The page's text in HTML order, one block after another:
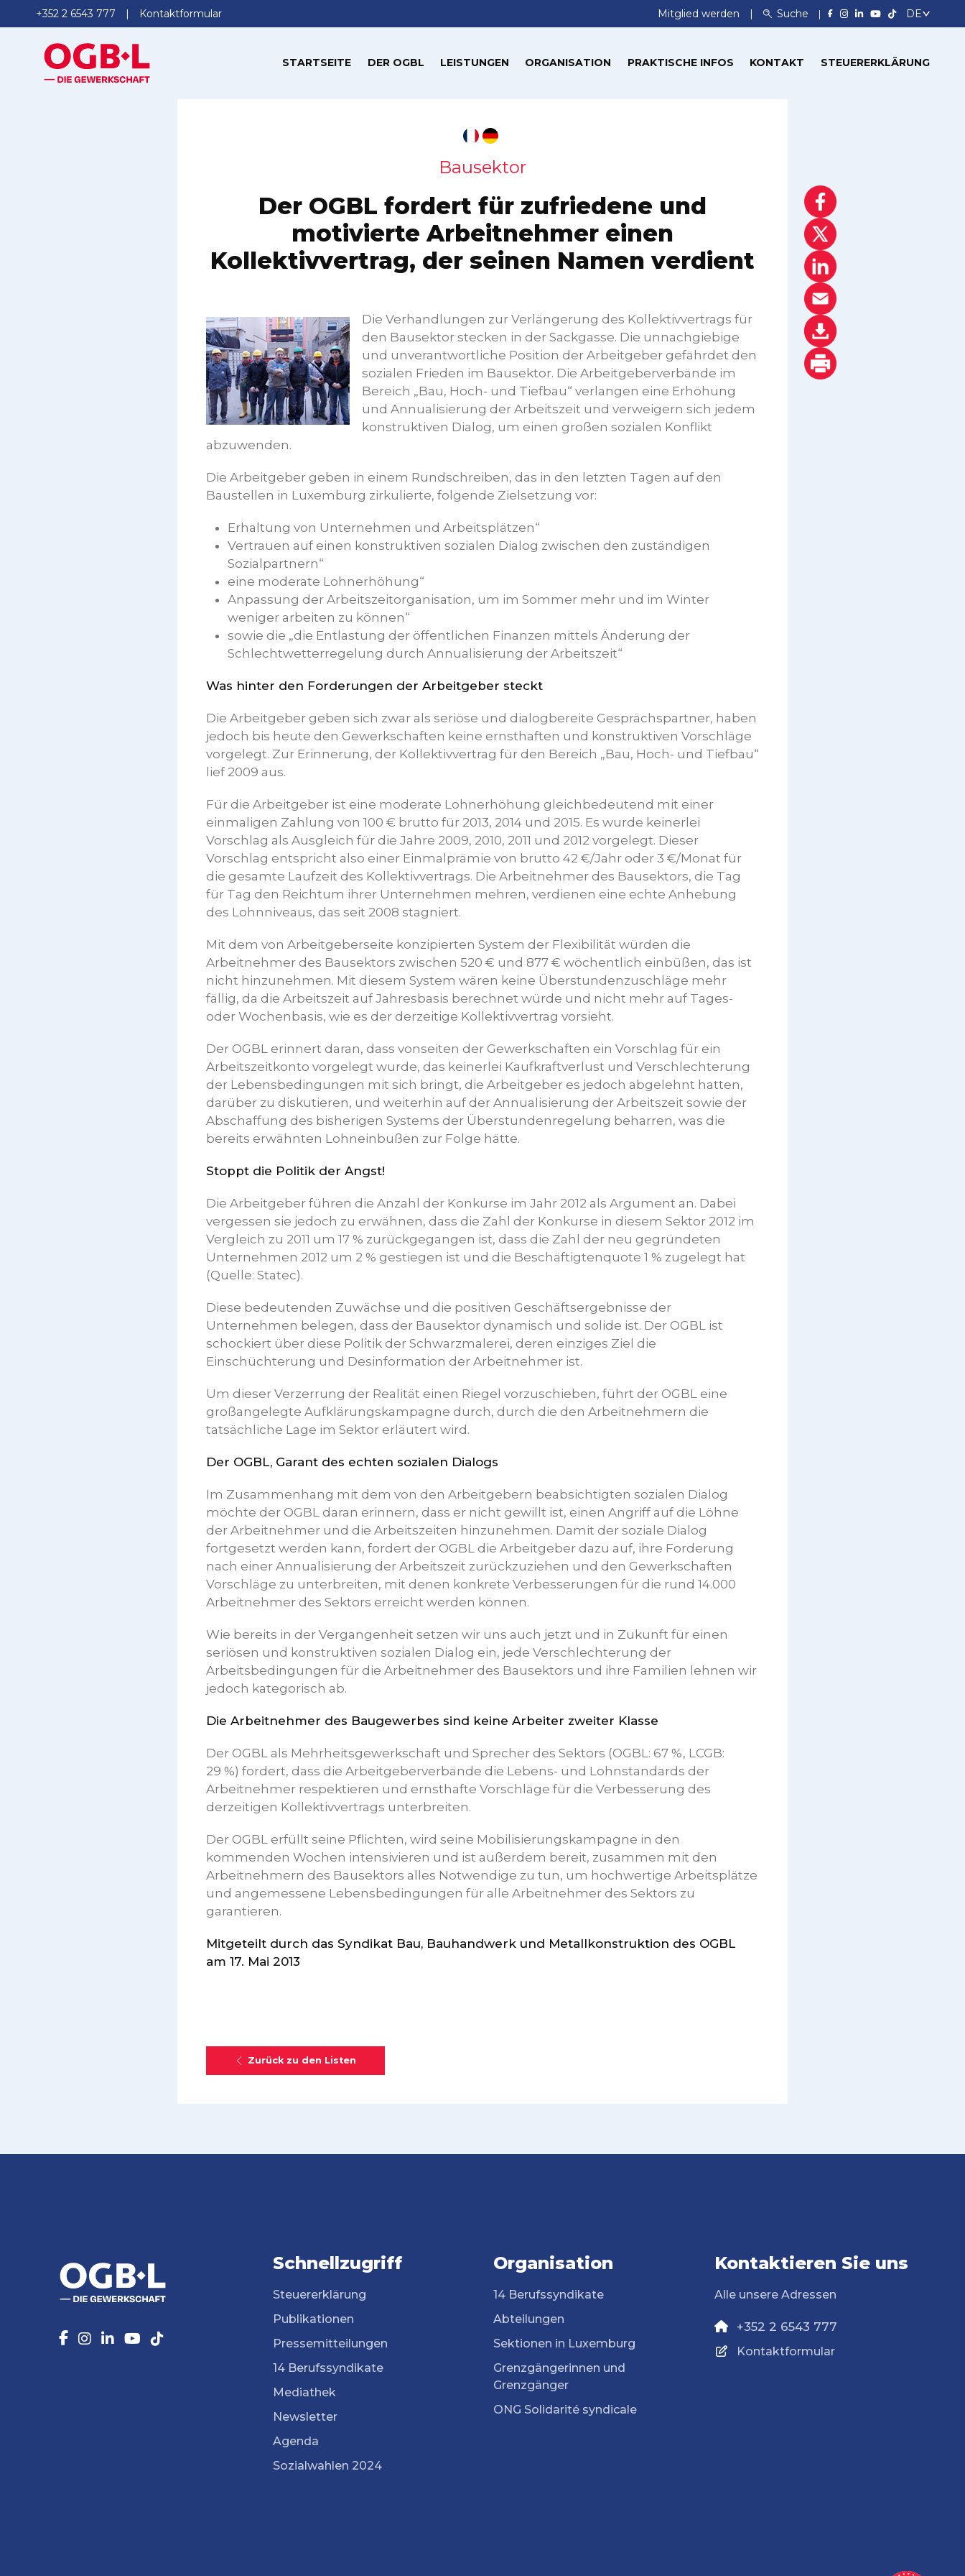
+352 2 6543 777 Kontaktformular Mitglied werden Suche
STARTSEITE DER OGBL LEISTUNGEN ORGANISATION PRAKTISCHE INFOS KONTAKT STEUERERKLÄRUNG
Bausektor
Der OGBL fordert für zufriedene und
motivierte Arbeitnehmer einen
Kollektivvertrag, der seinen Namen verdient
Die Verhandlungen zur Verlängerung des Kollektivvertrags für
den Bausektor stecken in der Sackgasse. Die unnachgiebige
und unverantwortliche Position der Arbeitgeber gefährdet den
sozialen Frieden im Bausektor. Die Arbeitgeberverbände im
Bereich „Bau, Hoch- und Tiefbau“ verlangen eine Erhöhung
und Annualisierung der Arbeitszeit und verweigern sich jedem
konstruktiven Dialog, um einen großen sozialen Konflikt
abzuwenden.
Die Arbeitgeber geben in einem Rundschreiben, das in den letzten Tagen auf den
Baustellen in Luxemburg zirkulierte, folgende Zielsetzung vor:
Erhaltung von Unternehmen und Arbeitsplätzen“
Vertrauen auf einen konstruktiven sozialen Dialog zwischen den zuständigen
Sozialpartnern“
eine moderate Lohnerhöhung“
Anpassung der Arbeitszeitorganisation, um im Sommer mehr und im Winter
weniger arbeiten zu können“
sowie die „die Entlastung der öffentlichen Finanzen mittels Änderung der
Schlechtwetterregelung durch Annualisierung der Arbeitszeit“
Was hinter den Forderungen der Arbeitgeber steckt
Die Arbeitgeber geben sich zwar als seriöse und dialogbereite Gesprächspartner, haben
jedoch bis heute den Gewerkschaften keine ernsthaften und konstruktiven Vorschläge
vorgelegt. Zur Erinnerung, der Kollektivvertrag für den Bereich „Bau, Hoch- und Tiefbau“
lief 2009 aus.
Für die Arbeitgeber ist eine moderate Lohnerhöhung gleichbedeutend mit einer
einmaligen Zahlung von 100 € brutto für 2013, 2014 und 2015. Es wurde keinerlei
Vorschlag als Ausgleich für die Jahre 2009, 2010, 2011 und 2012 vorgelegt. Dieser
Vorschlag entspricht also einer Einmalprämie von brutto 42 €/Jahr oder 3 €/Monat für
die gesamte Laufzeit des Kollektivvertrags. Die Arbeitnehmer des Bausektors, die Tag
für Tag den Reichtum ihrer Unternehmen mehren, verdienen eine echte Anhebung
des Lohnniveaus, das seit 2008 stagniert.
Mit dem von Arbeitgeberseite konzipierten System der Flexibilität würden die
Arbeitnehmer des Bausektors zwischen 520 € und 877 € wöchentlich einbüßen, das ist
nicht hinzunehmen. Mit diesem System wären keine Überstundenzuschläge mehr
fällig, da die Arbeitszeit auf Jahresbasis berechnet würde und nicht mehr auf Tages-
oder Wochenbasis, wie es der derzeitige Kollektivvertrag vorsieht.
Der OGBL erinnert daran, dass vonseiten der Gewerkschaften ein Vorschlag für ein
Arbeitszeitkonto vorgelegt wurde, das keinerlei Kaufkraftverlust und Verschlechterung
der Lebensbedingungen mit sich bringt, die Arbeitgeber es jedoch abgelehnt hatten,
darüber zu diskutieren, und weiterhin auf der Annualisierung der Arbeitszeit sowie der
Abschaffung des bisherigen Systems der Überstundenregelung beharren, was die
bereits erwähnten Lohneinbußen zur Folge hätte.
Stoppt die Politik der Angst!
Die Arbeitgeber führen die Anzahl der Konkurse im Jahr 2012 als Argument an. Dabei
vergessen sie jedoch zu erwähnen, dass die Zahl der Konkurse in diesem Sektor 2012 im
Vergleich zu 2011 um 17 % zurückgegangen ist, dass die Zahl der neu gegründeten
Unternehmen 2012 um 2 % gestiegen ist und die Beschäftigtenquote 1 % zugelegt hat
(Quelle: Statec).
Diese bedeutenden Zuwächse und die positiven Geschäftsergebnisse der
Unternehmen belegen, dass der Bausektor dynamisch und solide ist. Der OGBL ist
schockiert über diese Politik der Schwarzmalerei, deren einziges Ziel die
Einschüchterung und Desinformation der Arbeitnehmer ist.
Um dieser Verzerrung der Realität einen Riegel vorzuschieben, führt der OGBL eine
großangelegte Aufklärungskampagne durch, durch die den Arbeitnehmern die
tatsächliche Lage im Sektor erläutert wird.
Der OGBL, Garant des echten sozialen Dialogs
Im Zusammenhang mit dem von den Arbeitgebern beabsichtigten sozialen Dialog
möchte der OGBL daran erinnern, dass er nicht gewillt ist, einen Angriff auf die Löhne
der Arbeitnehmer und die Arbeitszeiten hinzunehmen. Damit der soziale Dialog
fortgesetzt werden kann, fordert der OGBL die Arbeitgeber dazu auf, ihre Forderung
nach einer Annualisierung der Arbeitszeit zurückzuziehen und den Gewerkschaften
Vorschläge zu unterbreiten, mit denen konkrete Verbesserungen für die rund 14.000
Arbeitnehmer des Sektors erreicht werden können.
Wie bereits in der Vergangenheit setzen wir uns auch jetzt und in Zukunft für einen
seriösen und konstruktiven sozialen Dialog ein, jede Verschlechterung der
Arbeitsbedingungen für die Arbeitnehmer des Bausektors und ihre Familien lehnen wir
jedoch kategorisch ab.
Die Arbeitnehmer des Baugewerbes sind keine Arbeiter zweiter Klasse
Der OGBL als Mehrheitsgewerkschaft und Sprecher des Sektors (OGBL: 67 %, LCGB:
29 %) fordert, dass die Arbeitgeberverbände die Lebens- und Lohnstandards der
Arbeitnehmer respektieren und ernsthafte Vorschläge für die Verbesserung des
derzeitigen Kollektivvertrags unterbreiten.
Der OGBL erfüllt seine Pflichten, wird seine Mobilisierungskampagne in den
kommenden Wochen intensivieren und ist außerdem bereit, zusammen mit den
Arbeitnehmern des Bausektors alles Notwendige zu tun, um hochwertige Arbeitsplätze
und angemessene Lebensbedingungen für alle Arbeitnehmer des Sektors zu
garantieren.
Mitgeteilt durch das Syndikat Bau, Bauhandwerk und Metallkonstruktion des OGBL
am 17. Mai 2013
Zurück zu den Listen
Schnellzugriff
Steuererklärung
Publikationen
Pressemitteilungen
14 Berufssyndikate
Mediathek
Newsletter
Agenda
Sozialwahlen 2024
Organisation
14 Berufssyndikate
Abteilungen
Sektionen in Luxemburg
Grenzgängerinnen und
Grenzgänger
ONG Solidarité syndicale
Kontaktieren Sie uns
Alle unsere Adressen
+352 2 6543 777
Kontaktformular